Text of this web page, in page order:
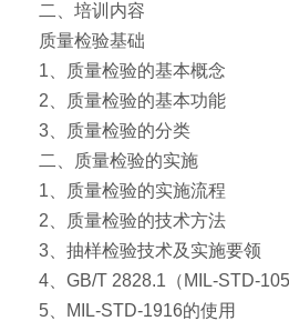
二、培训内容
质量检验基础
1、质量检验的基本概念
2、质量检验的基本功能
3、质量检验的分类
二、质量检验的实施
1、质量检验的实施流程
2、质量检验的技术方法
3、抽样检验技术及实施要领
4、GB/T 2828.1（MIL-STD-
5、MIL-STD-1916的使用